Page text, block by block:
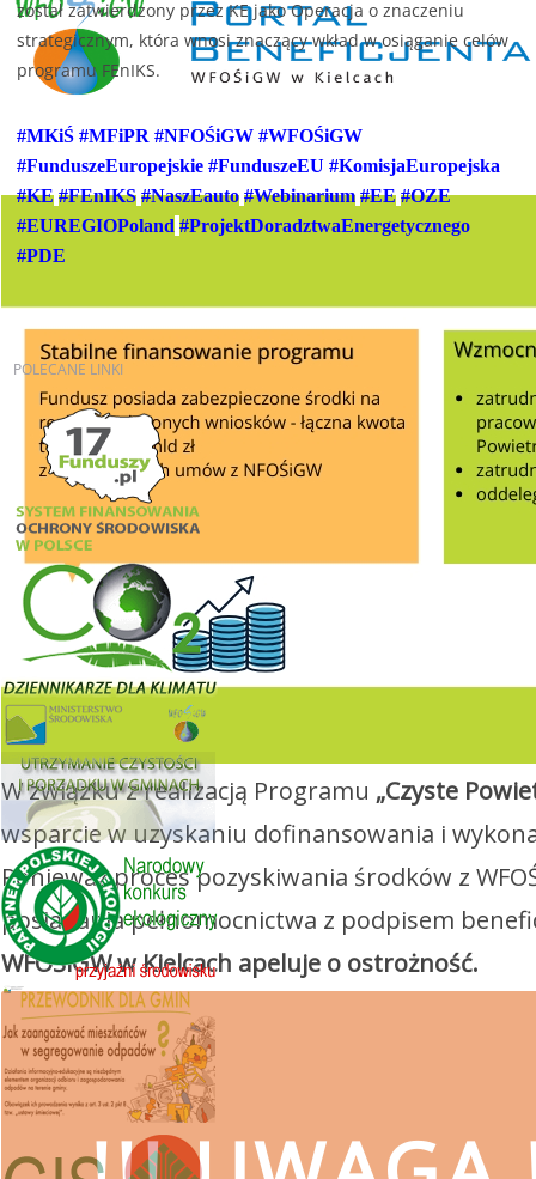
W związku z realizacją Programu „Czyste
wsparcie w uzyskaniu dofinansowania i
Ponieważ proces pozyskiwania środków z
posiadania pełnomocnictwa z podpisem
WFOŚiGW w Kielcach apeluje o ostrożność.
został zatwierdzony przez KE jako Operacja o znaczeniu
strategicznym, która wnosi znaczący wkład w osiąganie celów
programu FEnIKS.
#MKiŚ #MFiPR #NFOŚiGW #WFOŚiGW
#FunduszeEuropejskie #FunduszeEU #KomisjaEuropejska
#KE #FEnIKS #NaszEauto #Webinarium #EE #OZE
#EUREGIOPoland #ProjektDoradztwaEnergetycznego
#PDE
POLECANE LINKI